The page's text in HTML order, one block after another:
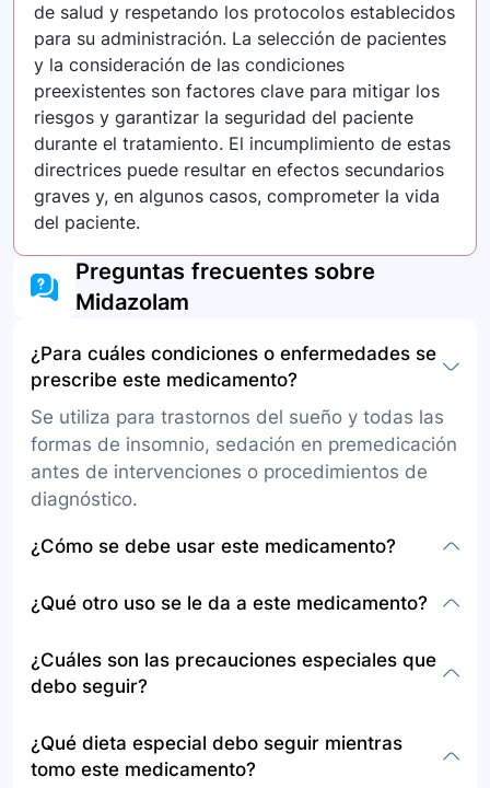
de salud y respetando los protocolos establecidos
para su administración. La selección de pacientes
y la consideración de las condiciones
preexistentes son factores clave para mitigar los
riesgos y garantizar la seguridad del paciente
durante el tratamiento. El incumplimiento de estas
directrices puede resultar en efectos secundarios
graves y, en algunos casos, comprometer la vida
del paciente.
Preguntas frecuentes sobre
Midazolam
¿Para cuáles condiciones o enfermedades se
prescribe este medicamento?
Se utiliza para trastornos del sueño y todas las
formas de insomnio, sedación en premedicación
antes de intervenciones o procedimientos de
diagnóstico.
¿Cómo se debe usar este medicamento?
administración por vía intravenosa e
administrado por un profesional en enfermería o
médico, en una IPS de atención ambulatoria u
durante la administración del medicamento.
¿Qué otro uso se le da a este medicamento?
el manejo farmacológico del adulto con
diagnóstico de esquizofrenia que presenta
acatisia inducida por antipsicóticos, manejo del
dolor o disconfort asociado con la ventilación
¿Cuáles son las precauciones especiales que
debo seguir?
otros anestésicos intravenosos o a cualquier
otro medicamento. Informe sobre cualquier
¿Qué dieta especial debo seguir mientras
tomo este medicamento?